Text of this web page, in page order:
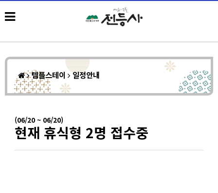
템플스테이 일정안내
(06/20 ~ 06/20)
현재 휴식형 2명 접수중